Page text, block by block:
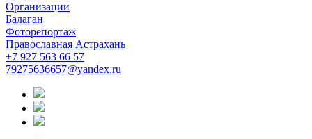
Организации
Балаган
Фоторепортаж
Православная Астрахань
+7 927 563 66 57
79275636657@yandex.ru